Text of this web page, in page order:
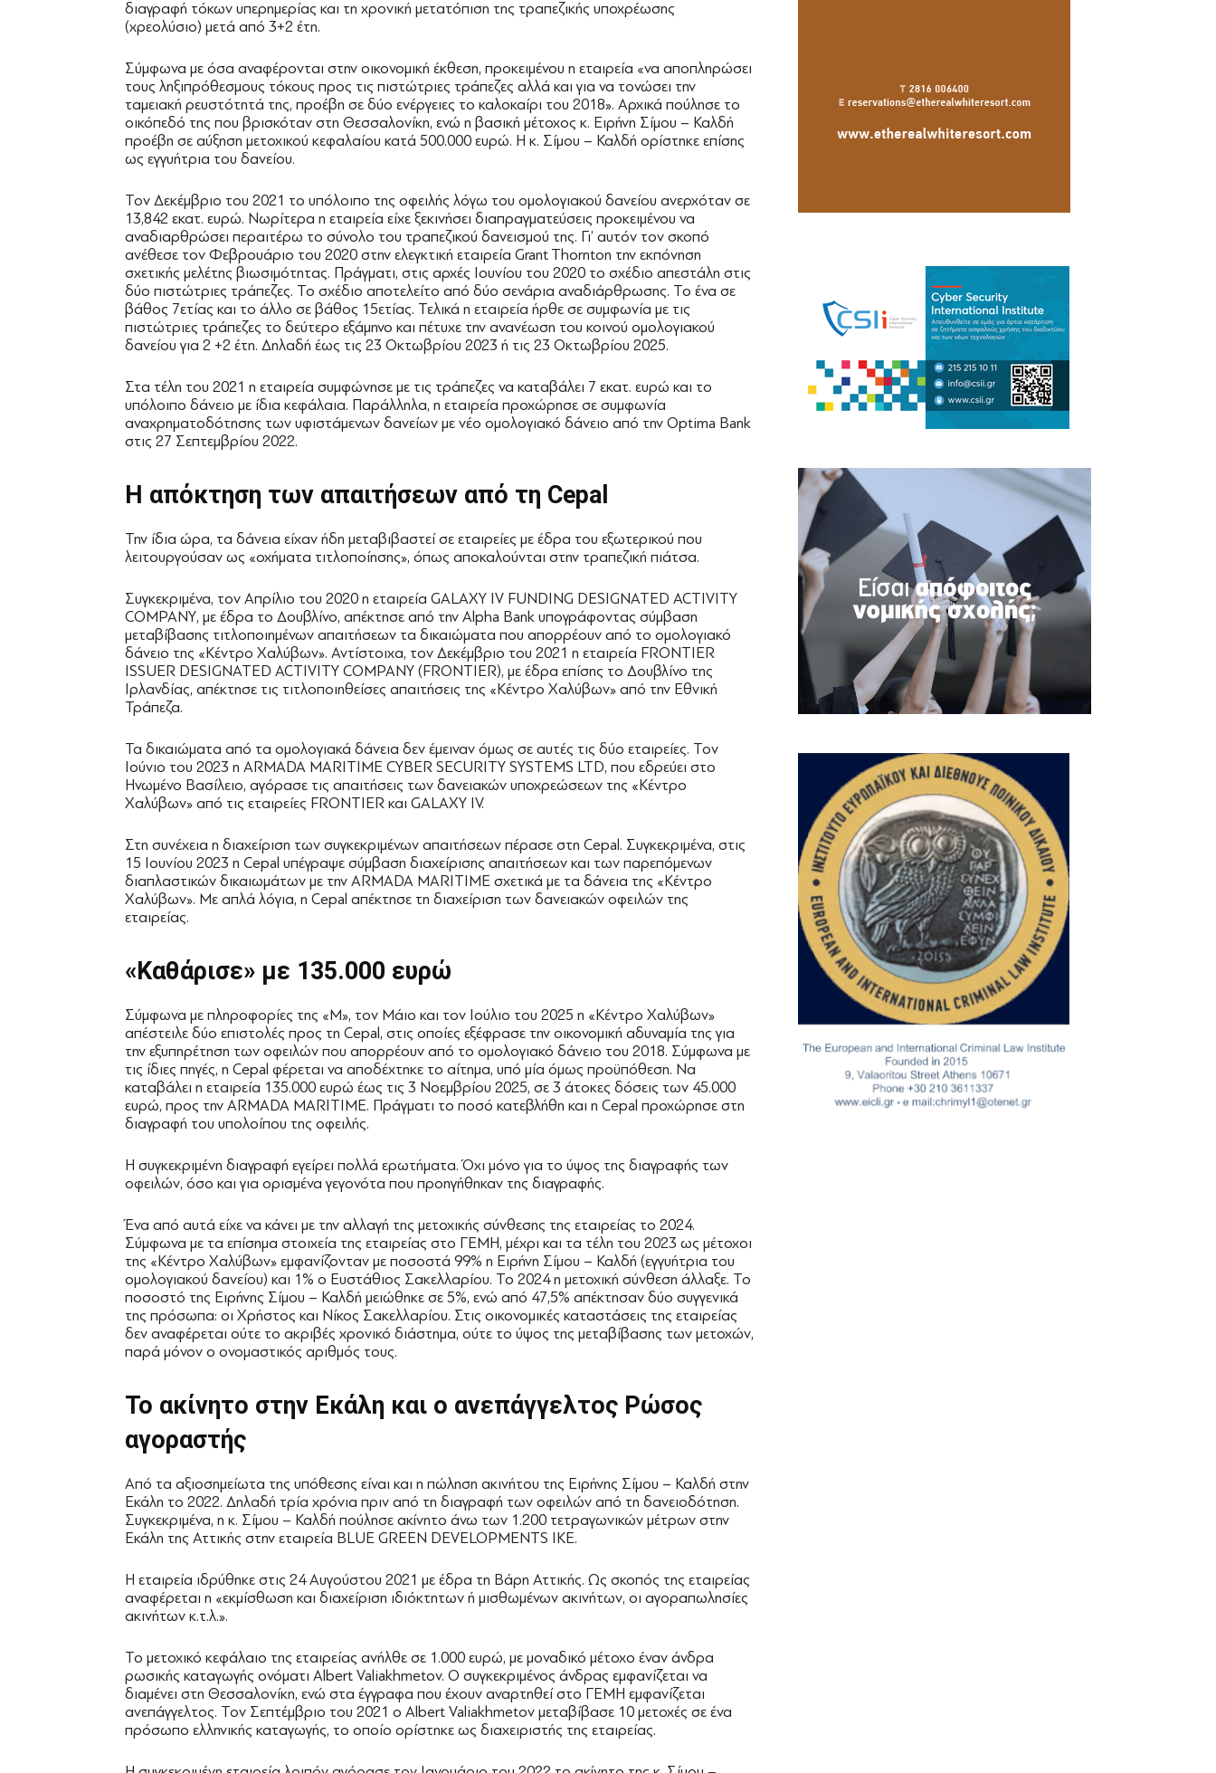
διαγραφή τόκων υπερημερίας και τη χρονική μετατόπιση της τραπεζικής υποχρέωσης
(χρεολύσιο) μετά από 3+2 έτη.
Σύμφωνα με όσα αναφέρονται στην οικονομική έκθεση, προκειμένου η εταιρεία «να αποπληρώσει
τους ληξιπρόθεσμους τόκους προς τις πιστώτριες τράπεζες αλλά και για να τονώσει την
ταμειακή ρευστότητά της, προέβη σε δύο ενέργειες το καλοκαίρι του 2018». Αρχικά πούλησε το
οικόπεδό της που βρισκόταν στη Θεσσαλονίκη, ενώ η βασική μέτοχος κ. Ειρήνη Σίμου – Καλδή
προέβη σε αύξηση μετοχικού κεφαλαίου κατά 500.000 ευρώ. Η κ. Σίμου – Καλδή ορίστηκε επίσης
ως εγγυήτρια του δανείου.
Τον Δεκέμβριο του 2021 το υπόλοιπο της οφειλής λόγω του ομολογιακού δανείου ανερχόταν σε
13,842 εκατ. ευρώ. Νωρίτερα η εταιρεία είχε ξεκινήσει διαπραγματεύσεις προκειμένου να
αναδιαρθρώσει περαιτέρω το σύνολο του τραπεζικού δανεισμού της. Γι’ αυτόν τον σκοπό
ανέθεσε τον Φεβρουάριο του 2020 στην ελεγκτική εταιρεία Grant Thornton την εκπόνηση
σχετικής μελέτης βιωσιμότητας. Πράγματι, στις αρχές Ιουνίου του 2020 το σχέδιο απεστάλη στις
δύο πιστώτριες τράπεζες. Το σχέδιο αποτελείτο από δύο σενάρια αναδιάρθρωσης. Το ένα σε
βάθος 7ετίας και το άλλο σε βάθος 15ετίας. Τελικά η εταιρεία ήρθε σε συμφωνία με τις
πιστώτριες τράπεζες το δεύτερο εξάμηνο και πέτυχε την ανανέωση του κοινού ομολογιακού
δανείου για 2 +2 έτη. Δηλαδή έως τις 23 Οκτωβρίου 2023 ή τις 23 Οκτωβρίου 2025.
Στα τέλη του 2021 η εταιρεία συμφώνησε με τις τράπεζες να καταβάλει 7 εκατ. ευρώ και το
υπόλοιπο δάνειο με ίδια κεφάλαια. Παράλληλα, η εταιρεία προχώρησε σε συμφωνία
αναχρηματοδότησης των υφιστάμενων δανείων με νέο ομολογιακό δάνειο από την Optima Bank
στις 27 Σεπτεμβρίου 2022.
Η απόκτηση των απαιτήσεων από τη Cepal
Την ίδια ώρα, τα δάνεια είχαν ήδη μεταβιβαστεί σε εταιρείες με έδρα του εξωτερικού που
λειτουργούσαν ως «οχήματα τιτλοποίησης», όπως αποκαλούνται στην τραπεζική πιάτσα.
Συγκεκριμένα, τον Απρίλιο του 2020 η εταιρεία GALAXY IV FUNDING DESIGNATED ACTIVITY
COMPANY, με έδρα το Δουβλίνο, απέκτησε από την Alpha Bank υπογράφοντας σύμβαση
μεταβίβασης τιτλοποιημένων απαιτήσεων τα δικαιώματα που απορρέουν από το ομολογιακό
δάνειο της «Κέντρο Χαλύβων». Αντίστοιχα, τον Δεκέμβριο του 2021 η εταιρεία FRONTIER
ISSUER DESIGNATED ACTIVITY COMPANY (FRONTIER), με έδρα επίσης το Δουβλίνο της
Ιρλανδίας, απέκτησε τις τιτλοποιηθείσες απαιτήσεις της «Κέντρο Χαλύβων» από την Εθνική
Τράπεζα.
Τα δικαιώματα από τα ομολογιακά δάνεια δεν έμειναν όμως σε αυτές τις δύο εταιρείες. Τον
Ιούνιο του 2023 η ARMADA MARITIME CYBER SECURITY SYSTEMS LTD, που εδρεύει στο
Ηνωμένο Βασίλειο, αγόρασε τις απαιτήσεις των δανειακών υποχρεώσεων της «Κέντρο
Χαλύβων» από τις εταιρείες FRONTIER και GALAXY IV.
Στη συνέχεια η διαχείριση των συγκεκριμένων απαιτήσεων πέρασε στη Cepal. Συγκεκριμένα, στις
15 Ιουνίου 2023 η Cepal υπέγραψε σύμβαση διαχείρισης απαιτήσεων και των παρεπόμενων
διαπλαστικών δικαιωμάτων με την ARMADA MARITIME σχετικά με τα δάνεια της «Κέντρο
Χαλύβων». Με απλά λόγια, η Cepal απέκτησε τη διαχείριση των δανειακών οφειλών της
εταιρείας.
«Καθάρισε» με 135.000 ευρώ
Σύμφωνα με πληροφορίες της «Μ», τον Μάιο και τον Ιούλιο του 2025 η «Κέντρο Χαλύβων»
απέστειλε δύο επιστολές προς τη Cepal, στις οποίες εξέφρασε την οικονομική αδυναμία της για
την εξυπηρέτηση των οφειλών που απορρέουν από το ομολογιακό δάνειο του 2018. Σύμφωνα με
τις ίδιες πηγές, η Cepal φέρεται να αποδέχτηκε το αίτημα, υπό μία όμως προϋπόθεση. Να
καταβάλει η εταιρεία 135.000 ευρώ έως τις 3 Νοεμβρίου 2025, σε 3 άτοκες δόσεις των 45.000
ευρώ, προς την ARMADA MARITIME. Πράγματι το ποσό κατεβλήθη και η Cepal προχώρησε στη
διαγραφή του υπολοίπου της οφειλής.
Η συγκεκριμένη διαγραφή εγείρει πολλά ερωτήματα. Όχι μόνο για το ύψος της διαγραφής των
οφειλών, όσο και για ορισμένα γεγονότα που προηγήθηκαν της διαγραφής.
Ένα από αυτά είχε να κάνει με την αλλαγή της μετοχικής σύνθεσης της εταιρείας το 2024.
Σύμφωνα με τα επίσημα στοιχεία της εταιρείας στο ΓΕΜΗ, μέχρι και τα τέλη του 2023 ως μέτοχοι
της «Κέντρο Χαλύβων» εμφανίζονταν με ποσοστά 99% η Ειρήνη Σίμου – Καλδή (εγγυήτρια του
ομολογιακού δανείου) και 1% ο Ευστάθιος Σακελλαρίου. Το 2024 η μετοχική σύνθεση άλλαξε. Το
ποσοστό της Ειρήνης Σίμου – Καλδή μειώθηκε σε 5%, ενώ από 47,5% απέκτησαν δύο συγγενικά
της πρόσωπα: οι Χρήστος και Νίκος Σακελλαρίου. Στις οικονομικές καταστάσεις της εταιρείας
δεν αναφέρεται ούτε το ακριβές χρονικό διάστημα, ούτε το ύψος της μεταβίβασης των μετοχών,
παρά μόνον ο ονομαστικός αριθμός τους.
Το ακίνητο στην Εκάλη και ο ανεπάγγελτος Ρώσος
αγοραστής
Από τα αξιοσημείωτα της υπόθεσης είναι και η πώληση ακινήτου της Ειρήνης Σίμου – Καλδή στην
Εκάλη το 2022. Δηλαδή τρία χρόνια πριν από τη διαγραφή των οφειλών από τη δανειοδότηση.
Συγκεκριμένα, η κ. Σίμου – Καλδή πούλησε ακίνητο άνω των 1.200 τετραγωνικών μέτρων στην
Εκάλη της Αττικής στην εταιρεία BLUE GREEN DEVELOPMENTS ΙΚΕ.
H εταιρεία ιδρύθηκε στις 24 Αυγούστου 2021 με έδρα τη Βάρη Αττικής. Ως σκοπός της εταιρείας
αναφέρεται η «εκμίσθωση και διαχείριση ιδιόκτητων ή μισθωμένων ακινήτων, οι αγοραπωλησίες
ακινήτων κ.τ.λ.».
Το μετοχικό κεφάλαιο της εταιρείας ανήλθε σε 1.000 ευρώ, με μοναδικό μέτοχο έναν άνδρα
ρωσικής καταγωγής ονόματι Albert Valiakhmetov. O συγκεκριμένος άνδρας εμφανίζεται να
διαμένει στη Θεσσαλονίκη, ενώ στα έγγραφα που έχουν αναρτηθεί στο ΓΕΜΗ εμφανίζεται
ανεπάγγελτος. Τον Σεπτέμβριο του 2021 ο Albert Valiakhmetov μεταβίβασε 10 μετοχές σε ένα
πρόσωπο ελληνικής καταγωγής, το οποίο ορίστηκε ως διαχειριστής της εταιρείας.